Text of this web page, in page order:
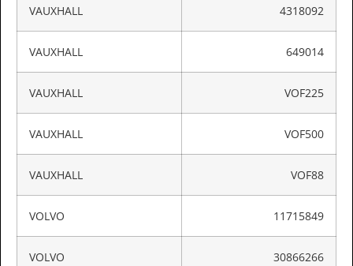
VAUXHALL 4318092
VAUXHALL 649014
VAUXHALL VOF225
VAUXHALL VOF500
VAUXHALL VOF88
VOLVO 11715849
VOLVO 30866266